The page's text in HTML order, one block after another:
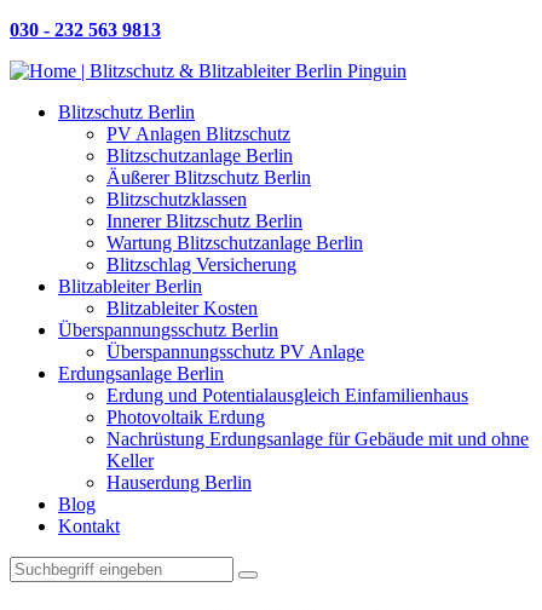
030 - 232 563 9813
Blitzschutz Berlin
PV Anlagen Blitzschutz
Blitzschutzanlage Berlin
Äußerer Blitzschutz Berlin
Blitzschutzklassen
Innerer Blitzschutz Berlin
Wartung Blitzschutzanlage Berlin
Blitzschlag Versicherung
Blitzableiter Berlin
Blitzableiter Kosten
Überspannungsschutz Berlin
Überspannungsschutz PV Anlage
Erdungsanlage Berlin
Erdung und Potential­ausgleich Einfamilien­haus
Photovoltaik Erdung
Nachrüstung Erdungsanlage für Gebäude mit und ohne
Keller
Hauserdung Berlin
Blog
Kontakt